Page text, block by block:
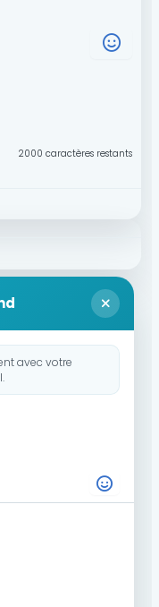
2000 caractères restants
avec votre